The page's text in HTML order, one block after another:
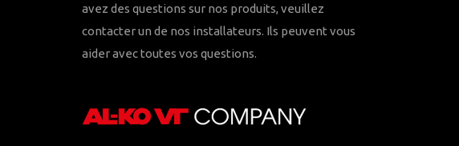
avez des questions sur nos produits, veuillez
contacter un de nos installateurs. Ils peuvent vous
aider avec toutes vos questions.